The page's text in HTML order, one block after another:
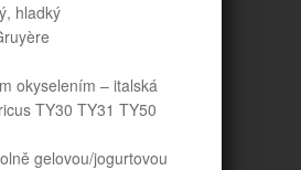
hladký
okyselením – italská
TY30 TY31 TY50
gelovou/jogurtovou